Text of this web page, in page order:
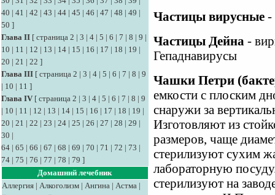
40 | 41 | 42 | 43 | 44 | 45 | 46 | 47 | 48 | 49 |
50 ]
Глава II [ страница 2 | 3 | 4 | 5 | 6 | 7 | 8 | 9 |
10 | 11 | 12 | 13 | 14 | 15 | 16 | 17 | 18 | 19 |
20 | 21 | 22 ]
Глава III [ страница 2 | 3 | 4 | 5 | 6 | 7 | 8 | 9
| 10 | 11 ]
Глава IV [ страница 2 | 3 | 4 | 5 | 6 | 7 | 8 | 9
| 10 | 11 | 12 | 13 | 14 | 15 | 16 | 17 | 18 | 19 |
20 | 21 | 22 | 23 | 24 | 25 | 26 | 27 | 28 | 29 |
30 |
64 | 65 | 66 | 67 | 68 | 69 | 70 | 71 | 72 | 73 |
74 | 75 | 76 | 77 | 78 | 79 ]
Домашний лечебник
Аллергия | Алкоголизм | Ангина | Астма |
Частицы вирусные -
Частицы Дейна -
Гепаднавирусы
Чашки Петри
емкости с плоским
снаружи за
Изготовляют из
размеров, чаще
стерилизуют сухим
лабораторную
стерилизуют на